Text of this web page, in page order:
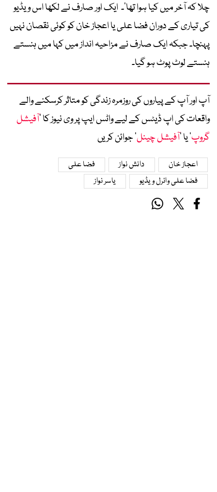
چلا کہ آخر میں کیا ہوا تھا‘۔ ایک اور صارف نے لکھا اس ویڈیو
کی تیاری کے دوران فضا علی یا اعجاز خان کو کوئی نقصان نہیں
پہنچا۔ جبکہ ایک صارف نے مزاحیہ انداز میں کہا میں ہنستے
ہنستے لوٹ پوٹ ہو گیا۔
آپ اور آپ کے پیاروں کی روزمرہ زندگی کو متاثر کرسکنے والے
واقعات کی اپ ڈیٹس کے لیے واٹس ایپ پر وی نیوز کا ’آفیشل
گروپ‘ یا ’آفیشل چینل‘ جوائن کریں
اعجاز خان دانش نواز
فضا علی
فضا علی وائرل ویڈیو
یاسر نواز